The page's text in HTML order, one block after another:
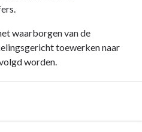
waarborgen van de
toewerken naar
worden.